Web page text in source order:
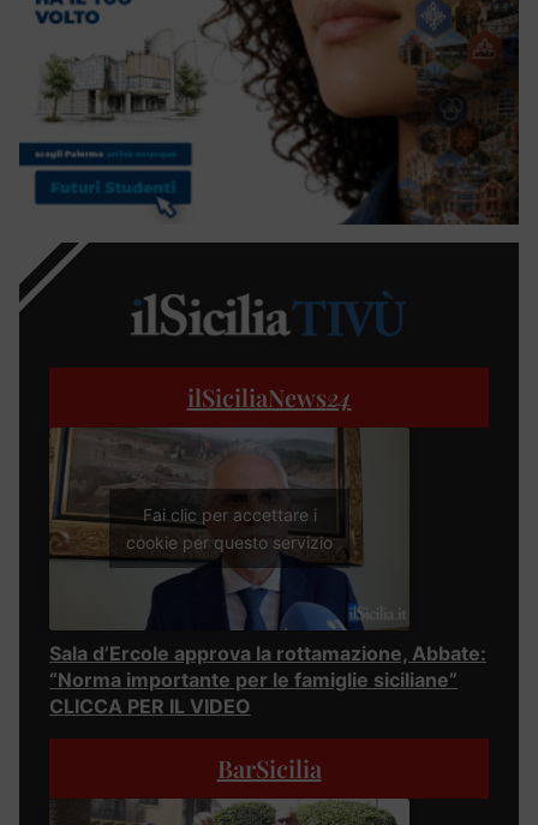
ilSiciliaNews24
Fai clic per accettare i
cookie per questo servizio
Sala d’Ercole approva la rottamazione, Abbate:
“Norma importante per le famiglie siciliane”
CLICCA PER IL VIDEO
BarSicilia